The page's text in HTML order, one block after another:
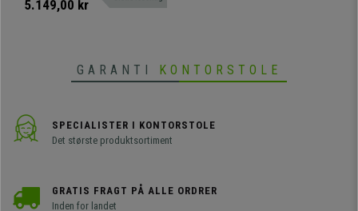
5.149,00 kr
GARANTI KONTORSTOLE
SPECIALISTER I KONTORSTOLE
Det største produktsortiment
GRATIS FRAGT PÅ ALLE ORDRER
Inden for landet